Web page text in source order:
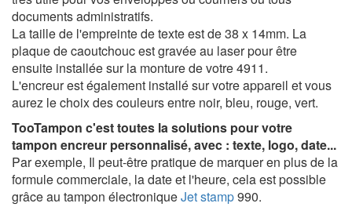
documents administratifs.
La taille de l'empreinte de texte est de 38 x 14mm. La
plaque de caoutchouc est gravée au laser pour être
ensuite installée sur la monture de votre 4911.
L'encreur est également installé sur votre appareil et vous
aurez le choix des couleurs entre noir, bleu, rouge, vert.
TooTampon c'est toutes la solutions pour votre
tampon encreur personnalisé, avec : texte, logo, date...
Par exemple, Il peut-être pratique de marquer en plus de la
formule commerciale, la date et l'heure, cela est possible
grâce au tampon électroniqueJet stamp990.